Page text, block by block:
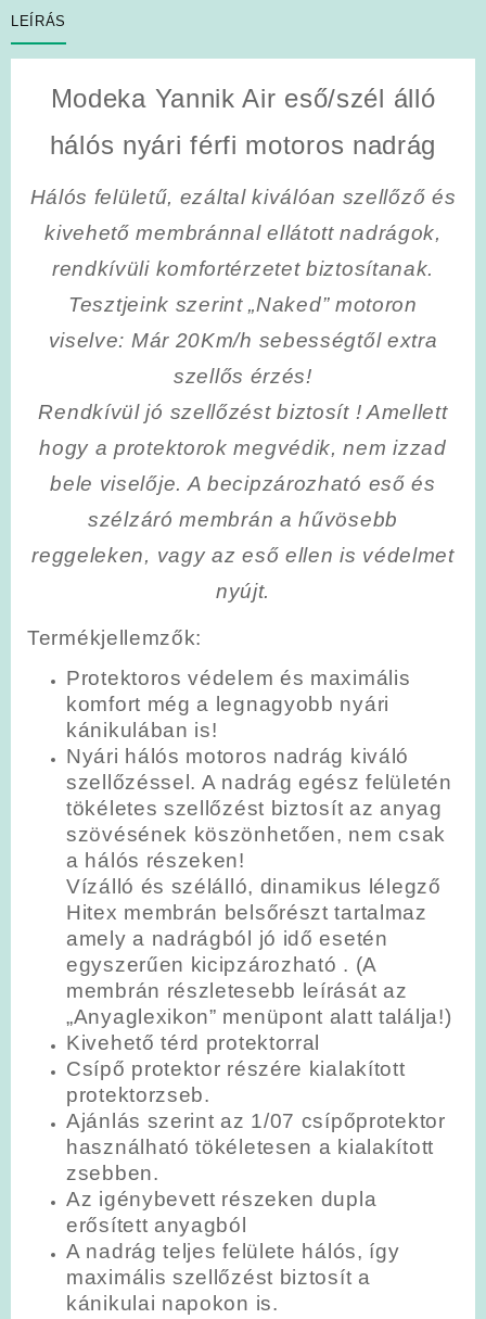
LEÍRÁS
Modeka Yannik Air eső/szél álló
hálós nyári férfi motoros nadrág
Hálós felületű, ezáltal kiválóan szellőző és
kivehető membránnal ellátott nadrágok,
rendkívüli komfortérzetet biztosítanak.
Tesztjeink szerint „Naked” motoron
viselve: Már 20Km/h sebességtől extra
szellős érzés!
Rendkívül jó szellőzést biztosít ! Amellett
hogy a protektorok megvédik, nem izzad
bele viselője. A becipzározható eső és
szélzáró membrán a hűvösebb
reggeleken, vagy az eső ellen is védelmet
nyújt.
Termékjellemzők:
Protektoros védelem és maximális
komfort még a legnagyobb nyári
kánikulában is!
Nyári hálós motoros nadrág kiváló
szellőzéssel. A nadrág egész felületén
tökéletes szellőzést biztosít az anyag
szövésének köszönhetően, nem csak
a hálós részeken!
Vízálló és szélálló, dinamikus lélegző
Hitex membrán belsőrészt tartalmaz
amely a nadrágból jó idő esetén
egyszerűen kicipzározható . (A
membrán részletesebb leírását az
„Anyaglexikon” menüpont alatt találja!)
Kivehető térd protektorral
Csípő protektor részére kialakított
protektorzseb.
Ajánlás szerint az 1/07 csípőprotektor
használható tökéletesen a kialakított
zsebben.
Az igénybevett részeken dupla
erősített anyagból
A nadrág teljes felülete hálós, így
maximális szellőzést biztosít a
kánikulai napokon is.